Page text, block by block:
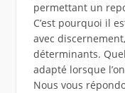
permettant un
C’est pourquoi il
avec
déterminants.
adapté lorsque
Nous vous